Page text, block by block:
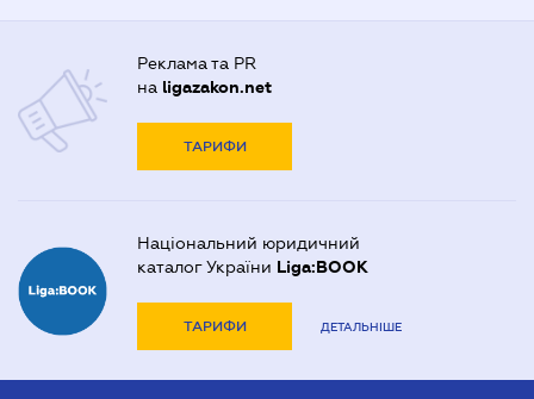
Реклама та PR
на ligazakon.net
ТАРИФИ
Національний юридичний
каталог України Liga:BOOK
ТАРИФИ ДЕТАЛЬНІШЕ